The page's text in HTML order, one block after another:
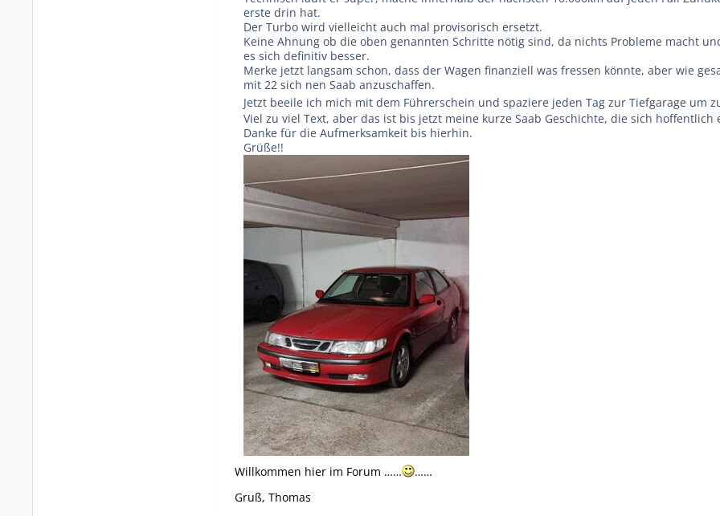
erste drin hat.
Der Turbo wird vielleicht auch mal provisorisch ersetzt.
Keine Ahnung ob die oben genannten Schritte nötig sind, da nichts Probleme macht
es sich definitiv besser.
Merke jetzt langsam schon, dass der Wagen finanziell was fressen könnte, aber wie
mit 22 sich nen Saab anzuschaffen.
Jetzt beeile ich mich mit dem Führerschein und spaziere jeden Tag zur Tiefgarage um
Viel zu viel Text, aber das ist bis jetzt meine kurze Saab Geschichte, die sich hoffentlich
Danke für die Aufmerksamkeit bis hierhin.
Grüße!!
Willkommen hier im Forum ……
……
Gruß, Thomas